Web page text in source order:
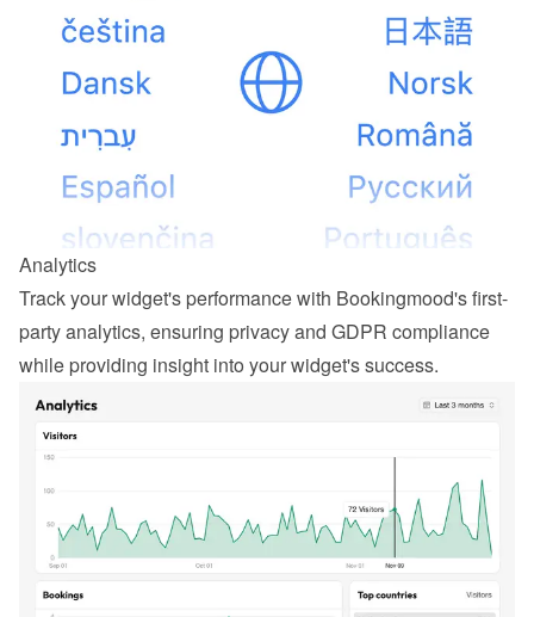
Analytics
Track your widget's performance with Bookingmood's first-
party analytics, ensuring privacy and GDPR compliance
while providing insight into your widget's success.